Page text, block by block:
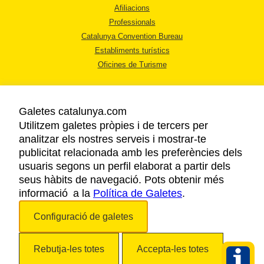
Afiliacions
Professionals
Catalunya Convention Bureau
Establiments turístics
Oficines de Turisme
AVÍS LEGAL
POLÍTICA DE PRIVACITAT
COOKIES
ACCESSIBILITAT
Galetes catalunya.com
Utilitzem galetes pròpies i de tercers per
analitzar els nostres serveis i mostrar-te
publicitat relacionada amb les preferències dels
usuaris segons un perfil elaborat a partir dels
seus hàbits de navegació. Pots obtenir més
informació a la Política de Galetes.
Configuració de galetes
Rebutja-les totes Accepta-les totes